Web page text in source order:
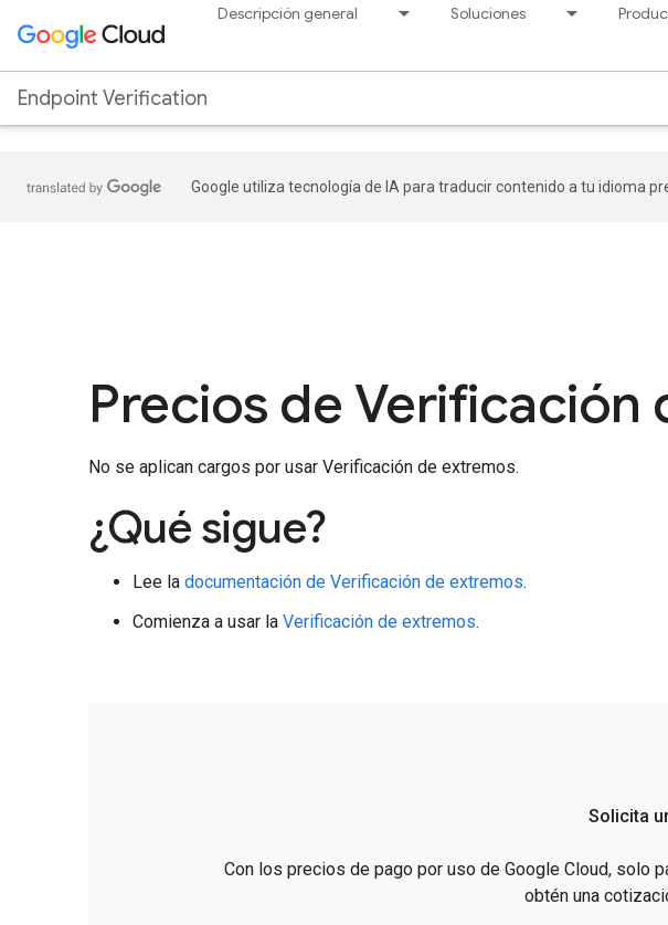
Descripción general Soluciones
Endpoint Verification
Google utiliza tecnología de IA para traducir contenido a tu idioma
Precios de Verificación
No se aplican cargos por usar Verificación de extremos.
¿Qué sigue?
Lee la documentación de Verificación de extremos.
Comienza a usar la Verificación de extremos.
Solicita
Con los precios de pago por uso de Google Cloud, solo
obtén una